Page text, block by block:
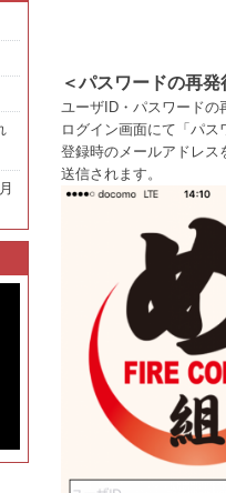
＜パスワードの再
ユーザID・パスワードの
ログイン画面にて「パス
登録時のメールアドレス
送信されます。